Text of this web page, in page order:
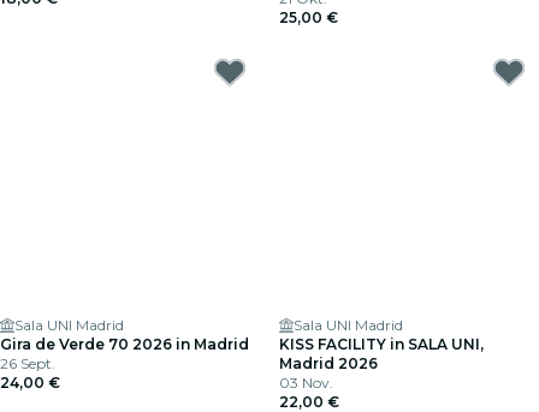
25,00 €
Sala UNI Madrid
Gira de Verde 70 2026 in Madrid
26 Sept.
24,00 €
Sala UNI Madrid
KISS FACILITY in SALA UNI,
Madrid 2026
03 Nov.
22,00 €